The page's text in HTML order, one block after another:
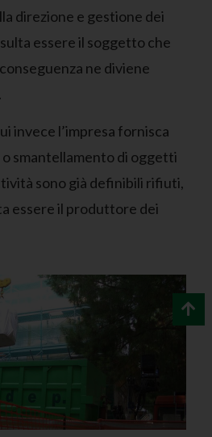
direzione e gestione dei
essere il soggetto che
ne diviene
invece l’impresa fornisca
smantellamento di oggetti
sono già definibili rifiuti,
essere il produttore dei